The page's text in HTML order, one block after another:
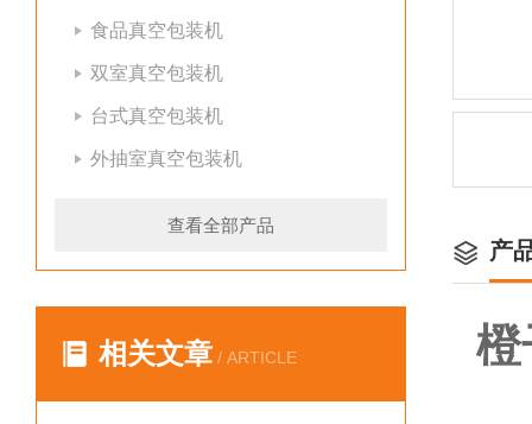
食品真空包装机
双室真空包装机
台式真空包装机
外抽室真空包装机
查看全部产品
相关文章 / ARTICLE
产
橙